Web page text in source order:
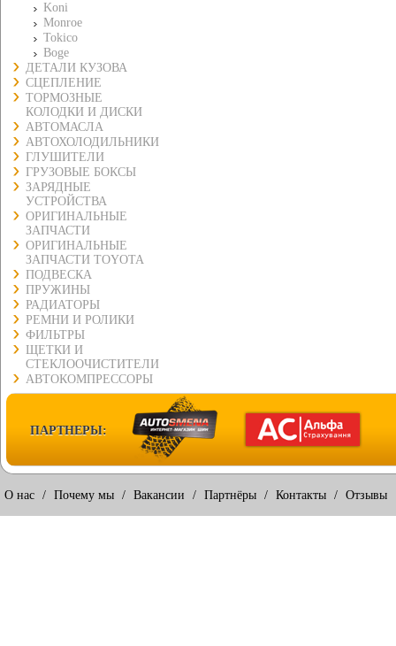
Koni
Monroe
Tokico
Boge
ДЕТАЛИ КУЗОВА
СЦЕПЛЕНИЕ
ТОРМОЗНЫЕ
КОЛОДКИ И ДИСКИ
АВТОМАСЛА
АВТОХОЛОДИЛЬНИКИ
ГЛУШИТЕЛИ
ГРУЗОВЫЕ БОКСЫ
ЗАРЯДНЫЕ
УСТРОЙСТВА
ОРИГИНАЛЬНЫЕ
ЗАПЧАСТИ
ОРИГИНАЛЬНЫЕ
ЗАПЧАСТИ TOYOTA
ПОДВЕСКА
ПРУЖИНЫ
РАДИАТОРЫ
РЕМНИ И РОЛИКИ
ФИЛЬТРЫ
ЩЕТКИ И
СТЕКЛООЧИСТИТЕЛИ
АВТОКОМПРЕССОРЫ
ПАРТНЕРЫ:
О нас / Почему мы / Вакансии / Партнёры / Контакты / Отзывы